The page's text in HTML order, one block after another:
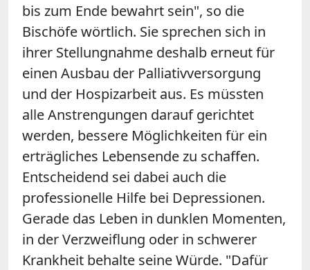
bis zum Ende bewahrt sein", so die
Bischöfe wörtlich. Sie sprechen sich in
ihrer Stellungnahme deshalb erneut für
einen Ausbau der Palliativversorgung
und der Hospizarbeit aus. Es müssten
alle Anstrengungen darauf gerichtet
werden, bessere Möglichkeiten für ein
erträgliches Lebensende zu schaffen.
Entscheidend sei dabei auch die
professionelle Hilfe bei Depressionen.
Gerade das Leben in dunklen Momenten,
in der Verzweiflung oder in schwerer
Krankheit behalte seine Würde. "Dafür